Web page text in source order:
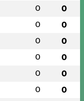
0 0
0 0
0 0
0 0
0 0
0 0